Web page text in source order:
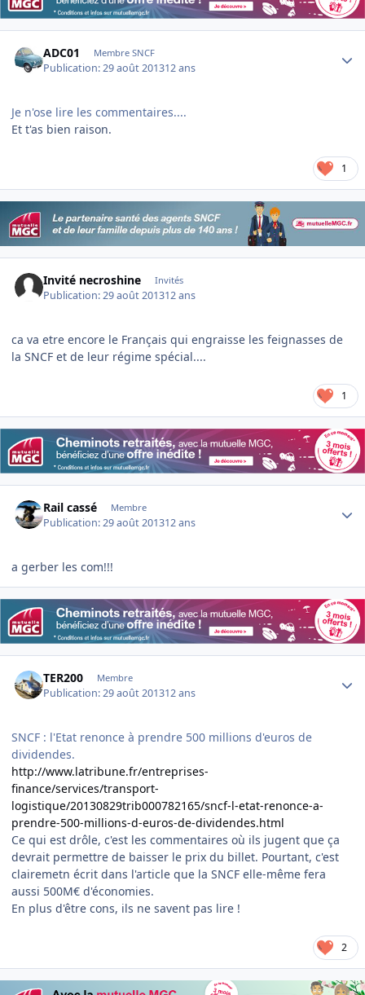
ADC01 Membre SNCF
Publication:29 août 201312 ans
Je n'ose lire les commentaires....
Et t'as bien raison.
1
Invité necroshine Invités
Publication:29 août 201312 ans
ca va etre encore le Français qui engraisse les feignasses de
la SNCF et de leur régime spécial....
1
Rail cassé Membre
Publication:29 août 201312 ans
a gerber les com!!!
TER200 Membre
Publication:29 août 201312 ans
SNCF : l'Etat renonce à prendre 500 millions d'euros de
dividendes.
http://www.latribune.fr/entreprises-
finance/services/transport-
logistique/20130829trib000782165/sncf-l-etat-renonce-a-
prendre-500-millions-d-euros-de-dividendes.html
Ce qui est drôle, c'est les commentaires où ils jugent que ça
devrait permettre de baisser le prix du billet. Pourtant, c'est
clairemetn écrit dans l'article que la SNCF elle-même fera
aussi 500M€ d'économies.
En plus d'être cons, ils ne savent pas lire !
2